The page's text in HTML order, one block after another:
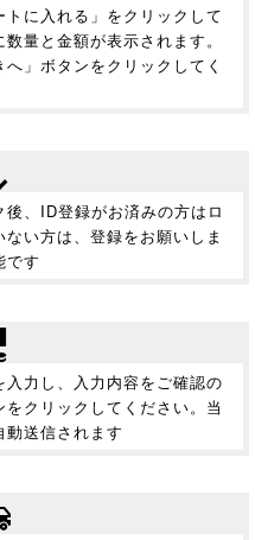
に入れる」をクリックして
量と金額が表示されます。
」ボタンをクリックしてく
後、ID登録がお済みの方はロ
い方は、登録をお願いしま
です
力し、入力内容をご確認の
クリックしてください。当
送信されます